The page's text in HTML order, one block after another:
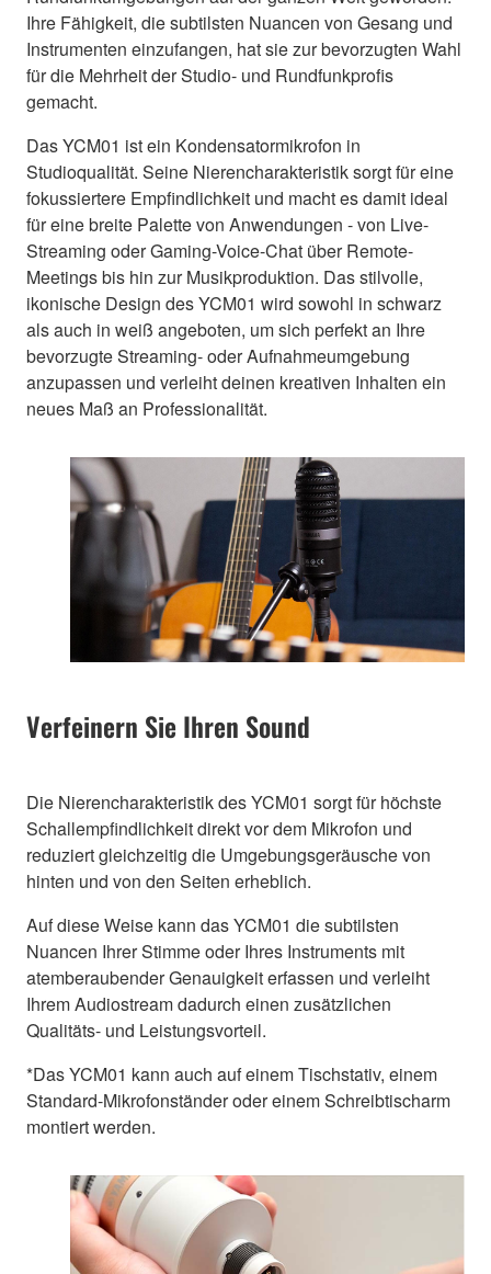
Ihre Fähigkeit, die subtilsten Nuancen von Gesang und
Instrumenten einzufangen, hat sie zur bevorzugten Wahl
für die Mehrheit der Studio- und Rundfunkprofis
gemacht.
Das YCM01 ist ein Kondensatormikrofon in
Studioqualität. Seine Nierencharakteristik sorgt für eine
fokussiertere Empfindlichkeit und macht es damit ideal
für eine breite Palette von Anwendungen - von Live-
Streaming oder Gaming-Voice-Chat über Remote-
Meetings bis hin zur Musikproduktion. Das stilvolle,
ikonische Design des YCM01 wird sowohl in schwarz
als auch in weiß angeboten, um sich perfekt an Ihre
bevorzugte Streaming- oder Aufnahmeumgebung
anzupassen und verleiht deinen kreativen Inhalten ein
neues Maß an Professionalität.
Verfeinern Sie Ihren Sound
Die Nierencharakteristik des YCM01 sorgt für höchste
Schallempfindlichkeit direkt vor dem Mikrofon und
reduziert gleichzeitig die Umgebungsgeräusche von
hinten und von den Seiten erheblich.
Auf diese Weise kann das YCM01 die subtilsten
Nuancen Ihrer Stimme oder Ihres Instruments mit
atemberaubender Genauigkeit erfassen und verleiht
Ihrem Audiostream dadurch einen zusätzlichen
Qualitäts- und Leistungsvorteil.
*Das YCM01 kann auch auf einem Tischstativ, einem
Standard-Mikrofonständer oder einem Schreibtischarm
montiert werden.